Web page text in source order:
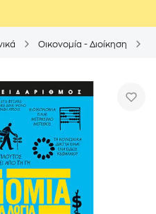
Οικονομία - Διοίκηση